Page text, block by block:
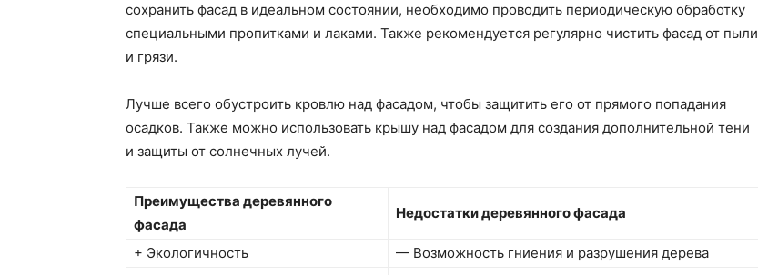
сохранить фасад в идеальном состоянии, необходимо проводить периодическую обработку
специальными пропитками и лаками. Также рекомендуется регулярно чистить фасад от пыли
и грязи.
Лучше всего обустроить кровлю над фасадом, чтобы защитить его от прямого попадания
осадков. Также можно использовать крышу над фасадом для создания дополнительной тени
и защиты от солнечных лучей.
Преимущества деревянного
фасада
Недостатки деревянного фасада
+ Экологичность
— Возможность гниения и разрушения дерева